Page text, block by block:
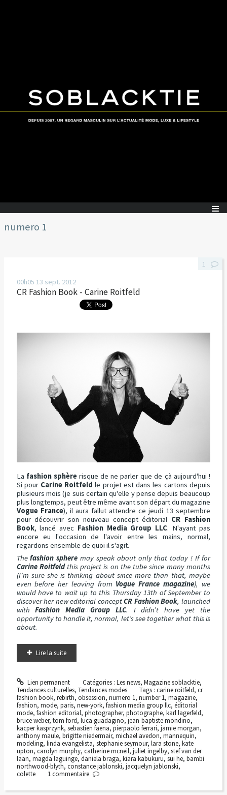
numero 1
00h05 13 sept. 2012
CR Fashion Book - Carine Roitfeld
La fashion sphèrerisque de ne parler que de çà aujourd'hui !
Si pour Carine Roitfeld le projet est dans les cartons depuis
plusieurs mois (je suis certain qu'elle y pense depuis beaucoup
plus longtemps, peut être même avant son départ du magazine
Vogue France), il aura fallut attendre ce jeudi 13 septembre
pour découvrir son nouveau concept éditorial CR Fashion
Book, lancé avec Fashion Media Group LLC. N'ayant pas
encore eu l'occasion de l'avoir entre les mains, normal,
regardons ensemble de quoi il s'agit.
Thefashion sphere may speak about only that today ! If for
Carine Roitfeldthis project is on the tube since many months
(I’m sure she is thinking about since more than that, maybe
even before her leaving from Vogue France magazine), we
would have to wait up to this Thursday 13th of September to
discover her new editorial conceptCR Fashion Book, launched
withFashion Media Group LLC. I didn’t have yet the
opportunity to handle it, normal, let’s see together what this is
about.
Lire la suite
Lien permanent Catégories : Les news, Magazine soblacktie,
Tendances culturelles, Tendances modes Tags :carine roitfeld,cr
fashion book, rebirth, obsession, numero 1, number 1, magazine,
fashion, mode, paris, new-york, fashion media group llc, éditorial
mode, fashion editorial, photographer, photographe, karl lagerfeld,
bruce weber, tom ford, luca guadagino, jean-baptiste mondino,
kacper kasprzynk, sebastien faena, pierpaolo ferrari, jamie morgan,
anthony maule, brigitte niedermair, michael avedon, mannequin,
modeling, linda evangelista, stephanie seymour, lara stone, kate
upton, carolyn murphy, catherine mcneil, juliet ingelby, stef van der
laan, magda laguinge, daniela braga, kiara kabukuru, sui he, bambi
northwood-blyth, constance jablonski, jacquelyn jablonski,
colette
1
1commentaire